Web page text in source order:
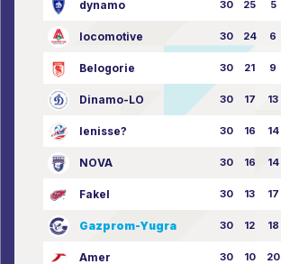
dynamo 30 25 5
locomotive 30 24 6
Belogorie 30 21 9
Dinamo-LO 30 17 13
Ienisse? 30 16 14
NOVA 30 16 14
Fakel 30 13 17
Gazprom-Yugra 30 12 18
Amer 30 10 20